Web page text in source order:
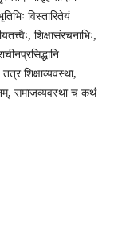
विस्तारितेयं
शिक्षासंरचनाभिः,
शिक्षाव्यवस्था,
समाजव्यवस्था च कथं